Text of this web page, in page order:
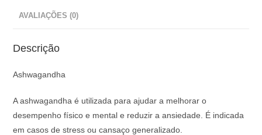
AVALIAÇÕES (0)
Descrição
Ashwagandha
A ashwagandha é utilizada para ajudar a melhorar o
desempenho físico e mental e reduzir a ansiedade. É indicada
em casos de stress ou cansaço generalizado.